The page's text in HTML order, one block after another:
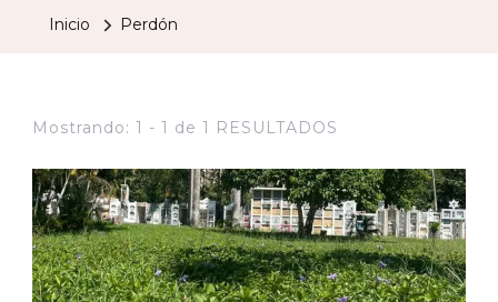
Inicio Perdón
Mostrando: 1 - 1 de 1 RESULTADOS